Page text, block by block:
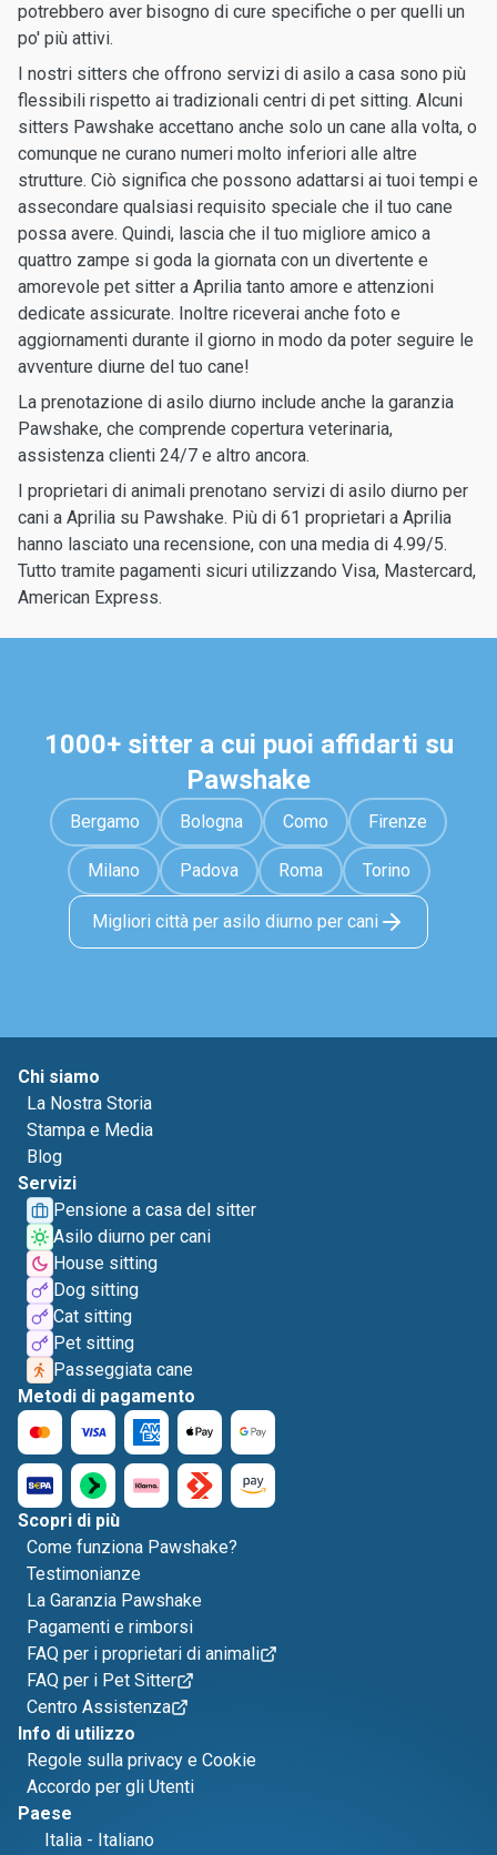
potrebbero aver bisogno di cure specifiche o per quelli un
po' più attivi.
I nostri sitters che offrono servizi di asilo a casa sono più
flessibili rispetto ai tradizionali centri di pet sitting. Alcuni
sitters Pawshake accettano anche solo un cane alla volta, o
comunque ne curano numeri molto inferiori alle altre
strutture. Ciò significa che possono adattarsi ai tuoi tempi e
assecondare qualsiasi requisito speciale che il tuo cane
possa avere. Quindi, lascia che il tuo migliore amico a
quattro zampe si goda la giornata con un divertente e
amorevole pet sitter a Aprilia tanto amore e attenzioni
dedicate assicurate. Inoltre riceverai anche foto e
aggiornamenti durante il giorno in modo da poter seguire le
avventure diurne del tuo cane!
La prenotazione di asilo diurno include anche la garanzia
Pawshake, che comprende copertura veterinaria,
assistenza clienti 24/7 e altro ancora.
I proprietari di animali prenotano servizi di asilo diurno per
cani a Aprilia su Pawshake. Più di 61 proprietari a Aprilia
hanno lasciato una recensione, con una media di 4.99/5.
Tutto tramite pagamenti sicuri utilizzando Visa, Mastercard,
American Express.
1000+ sitter a cui puoi affidarti su
Pawshake
Bergamo Bologna Como Firenze
Milano Padova Roma Torino
Migliori città per asilo diurno per cani
Chi siamo
La Nostra Storia
Stampa e Media
Blog
Servizi
Pensione a casa del sitter
Asilo diurno per cani
House sitting
Dog sitting
Cat sitting
Pet sitting
Passeggiata cane
Metodi di pagamento
Scopri di più
Come funziona Pawshake?
Testimonianze
La Garanzia Pawshake
Pagamenti e rimborsi
FAQ per i proprietari di animali
FAQ per i Pet Sitter
Centro Assistenza
Info di utilizzo
Regole sulla privacy e Cookie
Accordo per gli Utenti
Paese
Italia - Italiano